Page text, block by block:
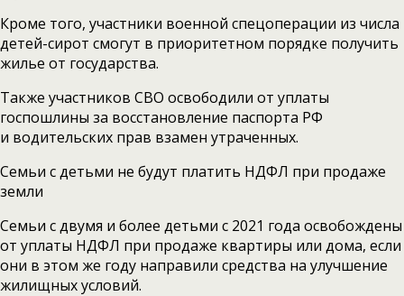
Кроме того, участники военной спецоперации из числа
детей-сирот смогут в приоритетном порядке получить
жилье от государства.
Также участников СВО освободили от уплаты
госпошлины за восстановление паспорта РФ
и водительских прав взамен утраченных.
Семьи с детьми не будут платить НДФЛ при продаже
земли
Семьи с двумя и более детьми с 2021 года освобождены
от уплаты НДФЛ при продаже квартиры или дома, если
они в этом же году направили средства на улучшение
жилищных условий.